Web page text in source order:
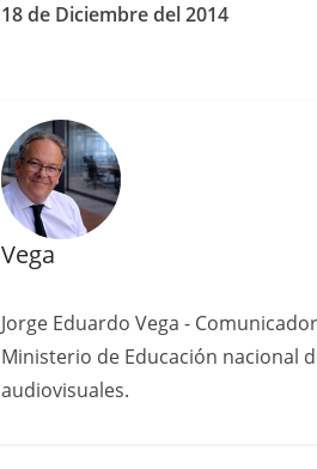
18 de Diciembre del 2014
Vega
Jorge Eduardo Vega -
Ministerio de Educación nacional
audiovisuales.